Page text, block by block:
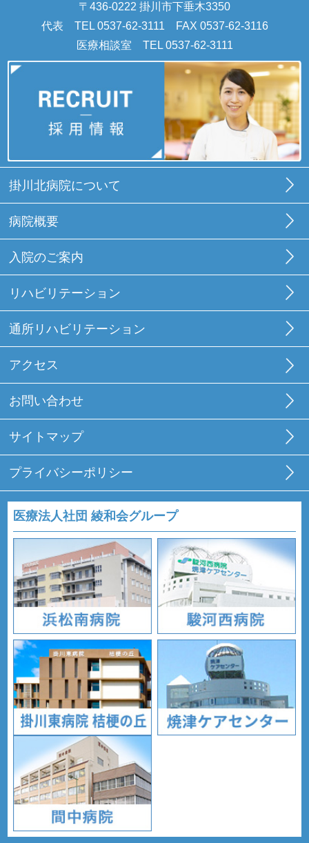
〒436-0222 掛川市下垂木3350
代表 TEL 0537-62-3111
FAX 0537-62-3116
医療相談室 TEL 0537-62-3111
掛川北病院について
病院概要
入院のご案内
リハビリテーション
通所リハビリテーション
アクセス
お問い合わせ
サイトマップ
プライバシーポリシー
医療法人社団 綾和会グループ